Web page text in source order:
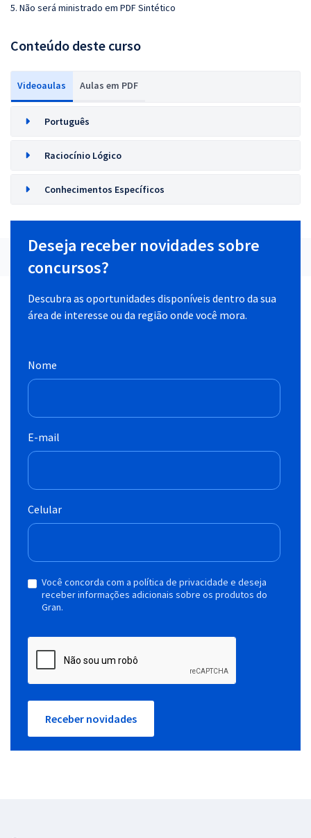
5. Não será ministrado em PDF Sintético
Conteúdo deste curso
Videoaulas Aulas em PDF
Português
Raciocínio Lógico
Conhecimentos Específicos
Deseja receber novidades sobre
concursos?
Descubra as oportunidades disponíveis dentro da sua
área de interesse ou da região onde você mora.
Nome
E-mail
Celular
Você concorda com a política de privacidade e deseja
receber informações adicionais sobre os produtos do
Gran.
Receber novidades